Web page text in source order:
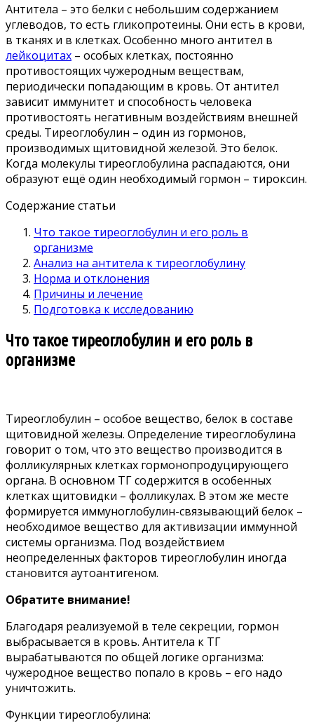
Антитела – это белки с небольшим содержанием
углеводов, то есть гликопротеины. Они есть в крови,
в тканях и в клетках. Особенно много антител в
лейкоцитах – особых клетках, постоянно
противостоящих чужеродным веществам,
периодически попадающим в кровь. От антител
зависит иммунитет и способность человека
противостоять негативным воздействиям внешней
среды. Тиреоглобулин – один из гормонов,
производимых щитовидной железой. Это белок.
Когда молекулы тиреоглобулина распадаются, они
образуют ещё один необходимый гормон – тироксин.
Содержание статьи
Что такое тиреоглобулин и его роль в
организме
Анализ на антитела к тиреоглобулину
Норма и отклонения
Причины и лечение
Подготовка к исследованию
Что такое тиреоглобулин и его роль в
организме
Тиреоглобулин – особое вещество, белок в составе
щитовидной железы. Определение тиреоглобулина
говорит о том, что это вещество производится в
фолликулярных клетках гормонопродуцирующего
органа. В основном ТГ содержится в особенных
клетках щитовидки – фолликулах. В этом же месте
формируется иммуноглобулин-связывающий белок –
необходимое вещество для активизации иммунной
системы организма. Под воздействием
неопределенных факторов тиреоглобулин иногда
становится аутоантигеном.
Обратите внимание!
Благодаря реализуемой в теле секреции, гормон
выбрасывается в кровь. Антитела к ТГ
вырабатываются по общей логике организма:
чужеродное вещество попало в кровь – его надо
уничтожить.
Функции тиреоглобулина: